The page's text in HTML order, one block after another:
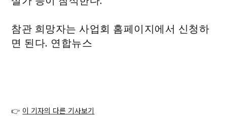
참관 희망자는 사업회 홈페이지에서 신청하
면 된다. 연합뉴스
👉 이 기자의 다른 기사보기